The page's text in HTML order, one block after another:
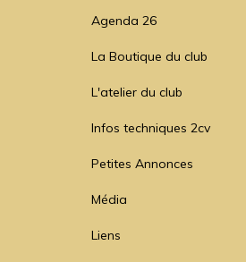
Agenda 26
La Boutique du club
L'atelier du club
Infos techniques 2cv
Petites Annonces
Média
Liens